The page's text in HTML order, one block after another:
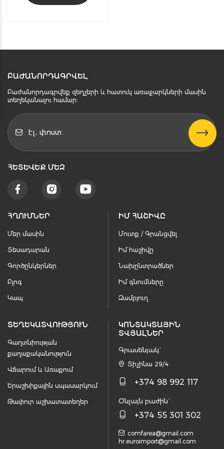
ԲԱԺԱՆՈՐԴԱԳՐՎԵԼ
Բաժանորդագրվեք զեղչերի և հատուկ առաջարկների մասին
տեղեկանալու համար։
ՀԵՏԵՒԵՔ ՄԵԶ
ՀՂՈՒՄՆԵՐ
Մեր մասին
Տեսադարան
Գործընկերներ
Բլոգ
Կապ
ԻՄ ՀԱՇԻՎԸ
Մուտք / Գրանցվել
Իմ հաշիվը
Նախընտրածներ
Իմ գնումները
Զամբյուղ
ՏԵՂԵԿԱՏՎՈՒԹՅՈՒՆ
Գաղտնիության
քաղաքականություն
Վճարում և Առաքում
Երաշխիքային սպասարկում
Թափուր աշխատատեղեր
ԿՈՆՏԱԿՏԱՅԻՆ
ՏՎՅԱԼՆԵՐ
Գրասենյակ`
Տիչինա 29/4
+374 98 992 117
Օնլայն բաժին`
+374 55 301 302
comfarea@gmail.com
hr.euroimport@gmail.com